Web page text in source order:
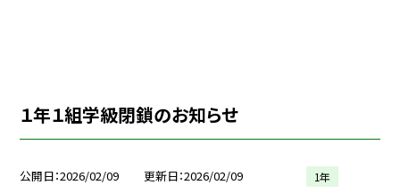
１年１組学級閉鎖のお知らせ
公開日 2026/02/09 更新日 2026/02/09 1年